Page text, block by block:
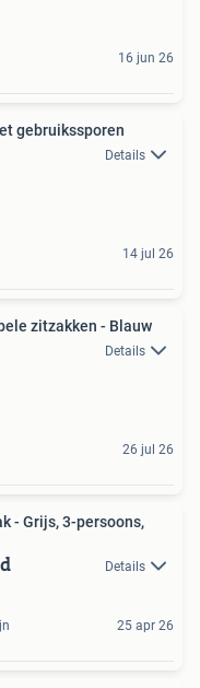
16 jun 26
gebruikssporen
Details
14 jul 26
zitzakken - Blauw
Details
26 jul 26
- Grijs, 3-persoons,
Details
25 apr 26